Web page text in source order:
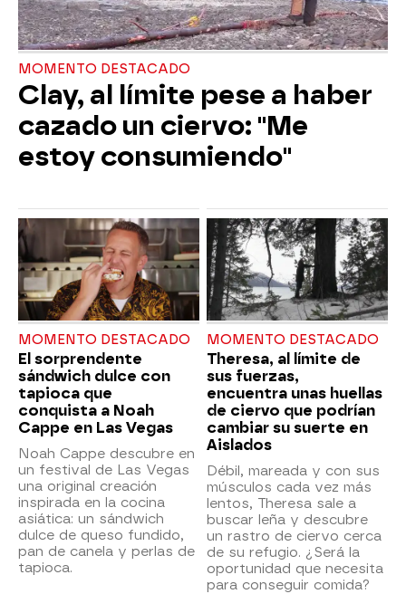
MOMENTO DESTACADO
Clay, al límite pese a haber
cazado un ciervo: "Me
estoy consumiendo"
MOMENTO DESTACADO
El sorprendente
sándwich dulce con
tapioca que
conquista a Noah
Cappe en Las Vegas
Noah Cappe descubre en
un festival de Las Vegas
una original creación
inspirada en la cocina
asiática: un sándwich
dulce de queso fundido,
pan de canela y perlas de
tapioca.
MOMENTO DESTACADO
Theresa, al límite de
sus fuerzas,
encuentra unas huellas
de ciervo que podrían
cambiar su suerte en
Aislados
Débil, mareada y con sus
músculos cada vez más
lentos, Theresa sale a
buscar leña y descubre
un rastro de ciervo cerca
de su refugio. ¿Será la
oportunidad que necesita
para conseguir comida?